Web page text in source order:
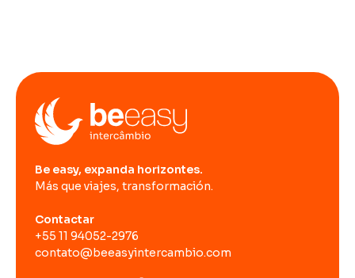
Be easy, expanda horizontes.
Más que viajes, transformación.
Contactar
+55 11 94052-2976
contato@beeasyintercambio.com